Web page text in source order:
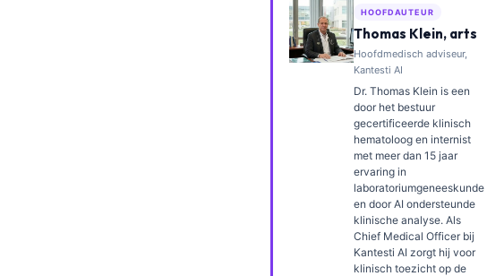
HOOFDAUTEUR
Thomas Klein, arts
Hoofdmedisch adviseur,
Kantesti AI
Dr. Thomas Klein is een
door het bestuur
gecertificeerde klinisch
hematoloog en internist
met meer dan 15 jaar
ervaring in
laboratoriumgeneeskunde
en door AI ondersteunde
klinische analyse. Als
Chief Medical Officer bij
Kantesti AI zorgt hij voor
klinisch toezicht op de